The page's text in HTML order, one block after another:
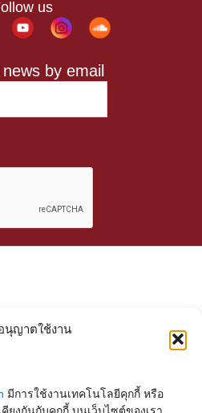
นุญาตใช้งาน
มีการใช้งานเทคโนโลยีคุกกี้ หรือ
us
by email